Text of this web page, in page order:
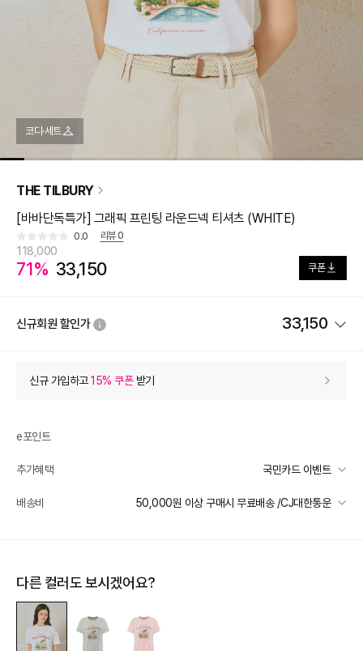
코디·세트
THE TILBURY
[바바단독특가] 그래픽 프린팅 라운드넥 티셔츠 (WHITE)
0.0 리뷰0
118,000
71% 33,150 쿠폰
신규회원 할인가 33,150
상품 할인 (자동적용)
상품 쿠폰 할인 - 5,850
[더틸버리] 바바데이 15% - 5850
추가 할인
e포인트 (보유 : 0P)
바바캐시 1% 할인
신규 가입하고15% 쿠폰받기
e포인트
추가혜택 국민카드 이벤트
국민카드 이벤트
배송비 50,000원 이상 구매시 무료배송 /CJ대한통운
제주 도서산간 지역
배송 가능 지역
다른 컬러도 보시겠어요?